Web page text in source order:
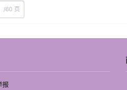
/60 页
报